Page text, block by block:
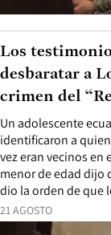
21 AGOSTO
Un adolescente
identificaron a
vez eran vecinos en
menor de edad dijo
dio la orden de que
Los
desbaratar a
crimen del